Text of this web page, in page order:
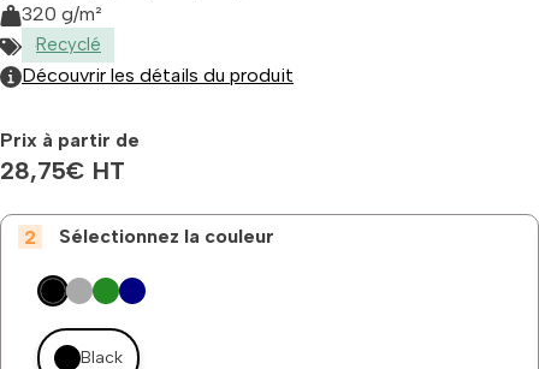
320 g/m²
Recyclé
Découvrir les détails du produit
Prix à partir de
28,75€ HT
Sélectionnez la couleur
Black